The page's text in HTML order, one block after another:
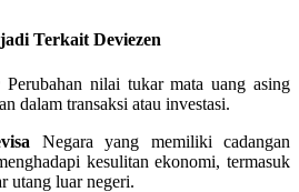
Terkait Deviezen
Perubahan nilai tukar mata uang asing
dalam transaksi atau investasi.
Negara yang memiliki cadangan
kesulitan ekonomi, termasuk
utang luar negeri.